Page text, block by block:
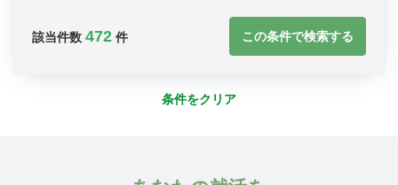
該当件数 472 件 この条件で検索する
条件をクリア